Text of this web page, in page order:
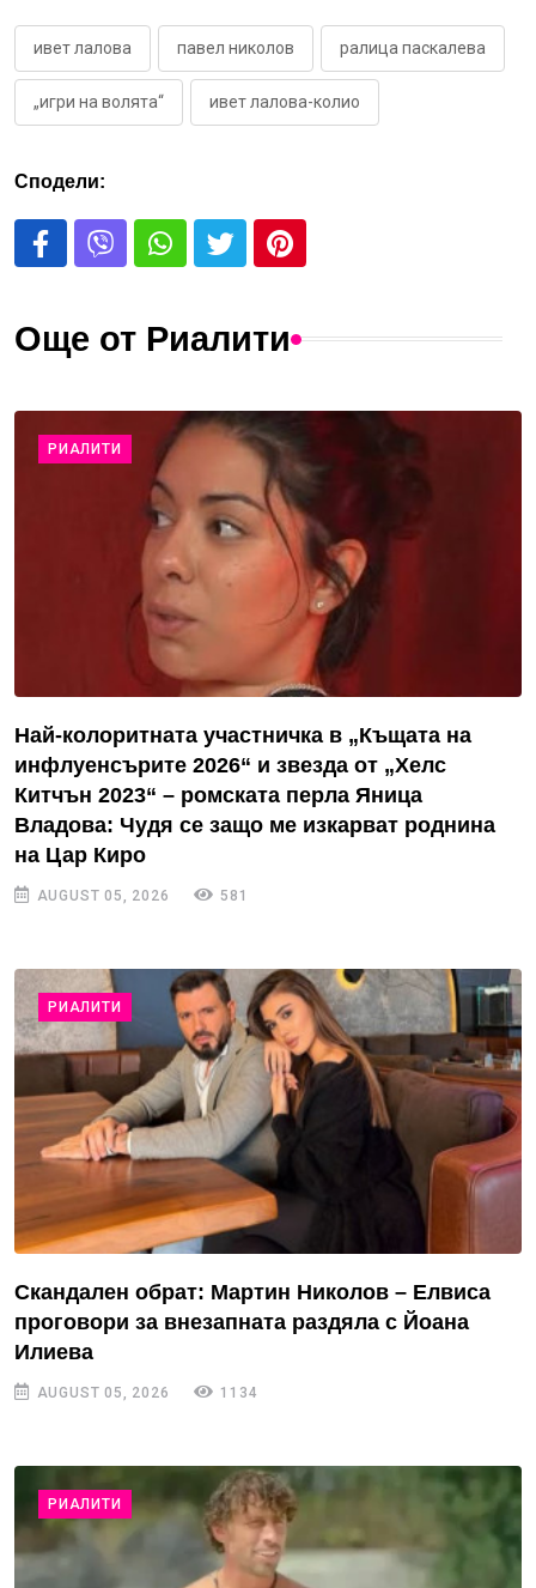
ивет лалова павел николов ралица паскалева
„игри на волята“ ивет лалова-колио
Сподели:
Още от Риалити
РИАЛИТИ
Най-колоритната участничка в „Къщата на
инфлуенсърите 2026“ и звезда от „Хелс
Китчън 2023“ – ромската перла Яница
Владова: Чудя се защо ме изкарват роднина
на Цар Киро
AUGUST 05, 2026 581
РИАЛИТИ
Скандален обрат: Мартин Николов – Елвиса
проговори за внезапната раздяла с Йоана
Илиева
AUGUST 05, 2026 1134
РИАЛИТИ